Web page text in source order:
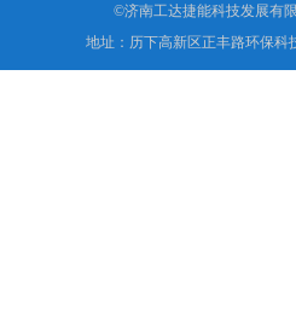
©济南工达捷能科技发展有
地址：历下高新区正丰路环保科